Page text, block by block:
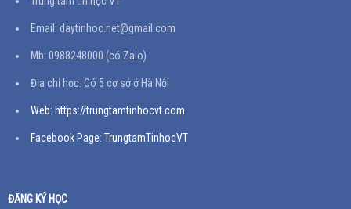
Email: daytinhoc.net@gmail.com
Mb: 0988248000 (có Zalo)
Địa chỉ học: Có 5 cơ sở ở Hà Nội
Web: https://trungtamtinhocvt.com
Facebook Page: TrungtamTinhocVT
ĐĂNG KÝ HỌC